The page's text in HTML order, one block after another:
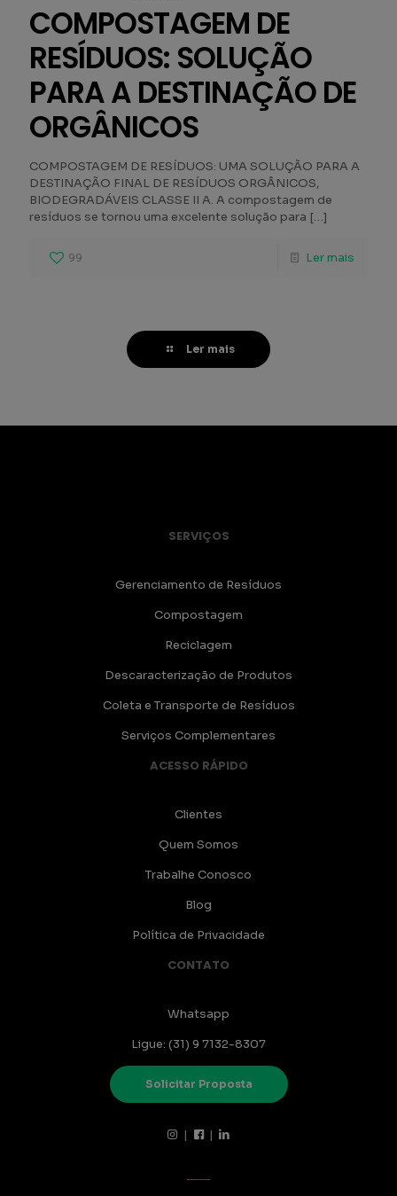
COMPOSTAGEM DE
RESÍDUOS: SOLUÇÃO
PARA A DESTINAÇÃO DE
ORGÂNICOS
COMPOSTAGEM DE RESÍDUOS: UMA SOLUÇÃO PARA A
DESTINAÇÃO FINAL DE RESÍDUOS ORGÂNICOS,
BIODEGRADÁVEIS CLASSE II A. A compostagem de
resíduos se tornou uma excelente solução para […]
99 Ler mais
Ler mais
SERVIÇOS
Gerenciamento de Resíduos
Compostagem
Reciclagem
Descaracterização de Produtos
Coleta e Transporte de Resíduos
Serviços Complementares
ACESSO RÁPIDO
Clientes
Quem Somos
Trabalhe Conosco
Blog
Política de Privacidade
CONTATO
Whatsapp
Ligue: (31) 9 7132-8307
Solicitar Proposta
| |